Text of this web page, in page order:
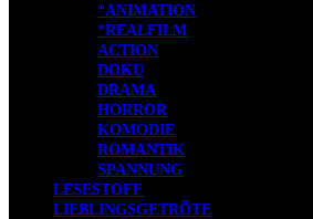
*ANIMATION
*REALFILM
ACTION
DOKU
DRAMA
HORROR
KOMÖDIE
ROMANTIK
SPANNUNG
LESESTOFF
LIEBLINGSGETRÖTE